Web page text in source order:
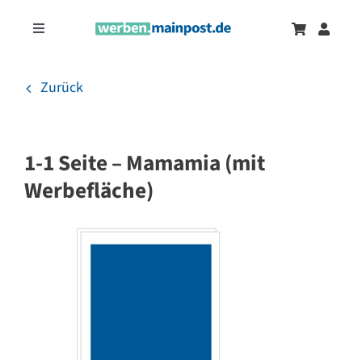
InhaltToggle
Onlinewerbung
Zurück
1-1 Seite – Mamamia (mit
Werbefläche)